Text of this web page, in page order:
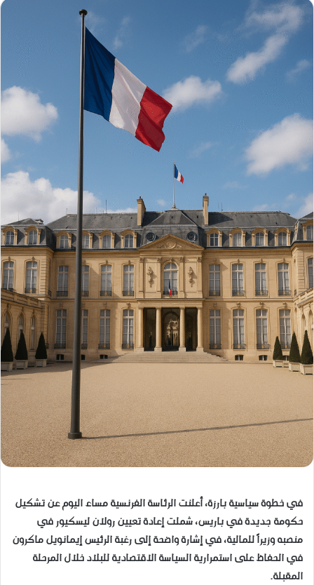
في خطوة سياسية بارزة، أعلنت الرئاسة الفرنسية مساء اليوم عن تشكيل
حكومة جديدة في باريس، شملت إعادة تعيين رولان ليسكيور في
منصبه وزيراً للمالية، في إشارة واضحة إلى رغبة الرئيس إيمانويل ماكرون
في الحفاظ على استمرارية السياسة الاقتصادية للبلاد خلال المرحلة
المقبلة.